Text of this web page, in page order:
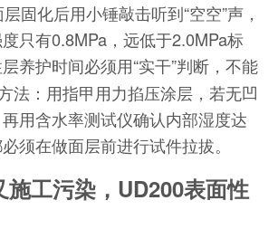
固化后用小锤敲击听到“空空”声，
只有0.8MPa，远低于2.0MPa标
养护时间必须用“实干”判断，不能
法：用指甲用力掐压涂层，若无凹
用含水率测试仪确认内部湿度达
须在做面层前进行试件拉拔。
施工污染，UD200表面性